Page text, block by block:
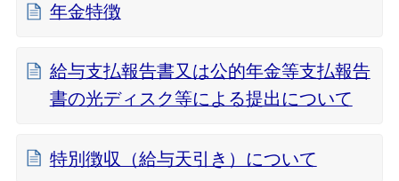
年金特徴
給与支払報告書又は公的年金等支払報告
書の光ディスク等による提出について
特別徴収（給与天引き）について